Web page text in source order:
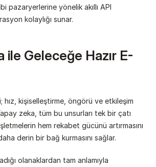
pazaryerlerine yönelik akıllı API
kolaylığı sunar.
ile Geleceğe Hazır E-
kişiselleştirme, öngörü ve etkileşim
zeka, tüm bu unsurları tek bir çatı
hem rekabet gücünü artırmasını
derin bir bağ kurmasını sağlar.
olanaklardan tam anlamıyla